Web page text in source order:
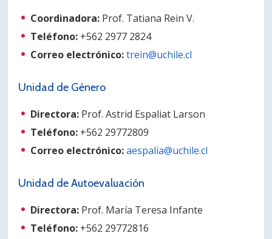
Coordinadora: Prof. Tatiana Rein V.
Teléfono: +562 2977 2824
Correo electrónico:trein@uchile.cl
Unidad de Género
Directora: Prof. Astrid Espaliat Larson
Teléfono: +562 29772809
Correo electrónico:aespalia@uchile.cl
Unidad de Autoevaluación
Directora: Prof. María Teresa Infante
Teléfono: +562 29772816